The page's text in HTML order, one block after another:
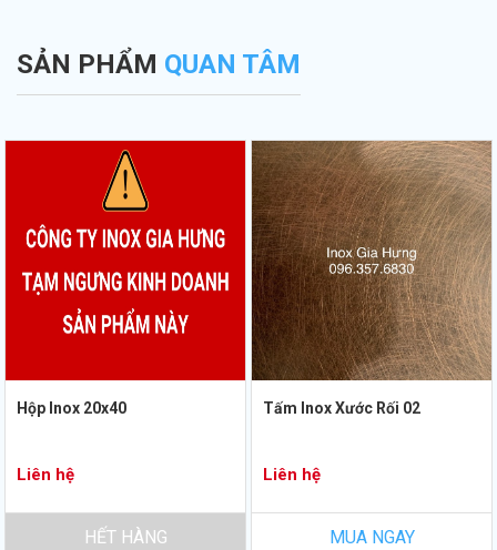
SẢN PHẨM QUAN TÂM
Hộp Inox 20x40
Liên hệ
HẾT HÀNG
Tấm Inox Xước Rối 02
Liên hệ
MUA NGAY